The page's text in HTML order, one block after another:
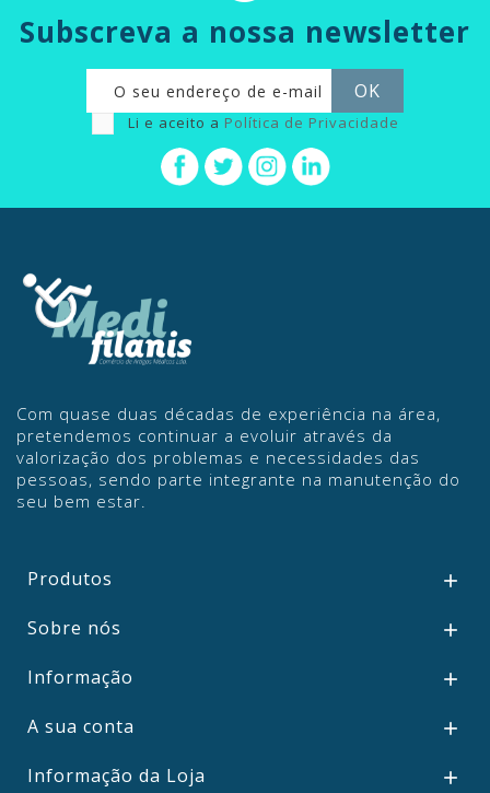
Subscreva a nossa newsletter
Li e aceito a Política de Privacidade
Com quase duas décadas de experiência na área,
pretendemos continuar a evoluir através da
valorização dos problemas e necessidades das
pessoas, sendo parte integrante na manutenção do
seu bem estar.
Produtos 
Sobre nós 
Informação 
A sua conta 
Informação da Loja 